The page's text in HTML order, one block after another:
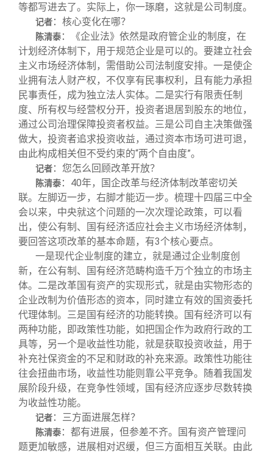
等都写进去了。实际上，你一琢磨，这就是公司制度。
记者：核心变化在哪？
陈清泰：《企业法》依然是政府管企业的制度，在
计划经济体制下，用于规范企业是可以的。要建立社会
主义市场经济体制，需借助公司法制度安排。一是使企
业拥有法人财产权，不仅享有民事权利，且有能力承担
民事责任，成为独立法人实体。二是实行有限责任制
度、所有权与经营权分开，投资者退居到股东的地位，
通过公司治理保障投资者权益。三是公司自主决策做强
做大，投资者追求投资收益，通过资本市场可进可退，
由此构成相关但不受约束的“两个自由度”。
记者：您怎么回顾改革开放？
陈清泰：40年，国企改革与经济体制改革密切关
联。左脚迈一步，右脚才能迈一步。梳理十四届三中全
会以来，中央就这个问题的一次次理论政策，可以看
出，使公有制、国有经济适应社会主义市场经济体制，
要回答这项改革的基本命题，有3个核心要点。
一是现代企业制度的建立，就是通过企业制度创
新，在公有制、国有经济范畴构造千万个独立的市场主
体。二是改革国有资产的实现形式，就是由实物形态的
企业改制为价值形态的资本，同时建立有效的国资委托
代理体制。三是国有经济的功能转换。国有经济可以有
两种功能，即政策性功能，如把国企作为政府行政的工
具等，另一个是收益性功能，就是获取投资收益，用于
补充社保资金的不足和财政的补充来源。政策性功能往
往会扭曲市场，收益性功能则靠公平竞争。随着我国发
展阶段升级，在竞争性领域，国有经济应逐步尽数转换
为收益性功能。
记者：三方面进展怎样？
陈清泰：都有进展，但参差不齐。国有资产管理问
题更加敏感，进展相对迟缓，但三方面相互关联。由此